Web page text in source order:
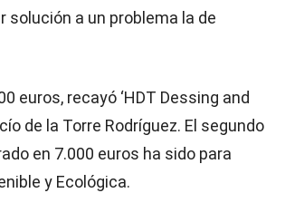
solución a un problema la de
euros, recayó ‘HDT Dessing and
de la Torre Rodríguez. El segundo
en 7.000 euros ha sido para
y Ecológica.